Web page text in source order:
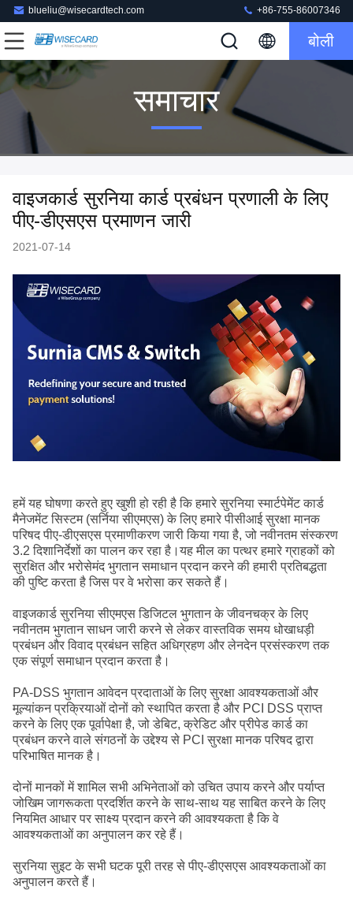
blueliu@wisecardtech.com +86-755-86007346
बोली
समाचार
वाइजकार्ड सुरनिया कार्ड प्रबंधन प्रणाली के लिए
पीए-डीएसएस प्रमाणन जारी
2021-07-14
हमें यह घोषणा करते हुए खुशी हो रही है कि हमारे सुरनिया स्मार्टपेमेंट कार्ड
मैनेजमेंट सिस्टम (सर्निया सीएमएस) के लिए हमारे पीसीआई सुरक्षा मानक
परिषद पीए-डीएसएस प्रमाणीकरण जारी किया गया है, जो नवीनतम संस्करण
3.2 दिशानिर्देशों का पालन कर रहा है।यह मील का पत्थर हमारे ग्राहकों को
सुरक्षित और भरोसेमंद भुगतान समाधान प्रदान करने की हमारी प्रतिबद्धता
की पुष्टि करता है जिस पर वे भरोसा कर सकते हैं।
वाइजकार्ड सुरनिया सीएमएस डिजिटल भुगतान के जीवनचक्र के लिए
नवीनतम भुगतान साधन जारी करने से लेकर वास्तविक समय धोखाधड़ी
प्रबंधन और विवाद प्रबंधन सहित अधिग्रहण और लेनदेन प्रसंस्करण तक
एक संपूर्ण समाधान प्रदान करता है।
PA-DSS भुगतान आवेदन प्रदाताओं के लिए सुरक्षा आवश्यकताओं और
मूल्यांकन प्रक्रियाओं दोनों को स्थापित करता है और PCI DSS प्राप्त
करने के लिए एक पूर्वापेक्षा है, जो डेबिट, क्रेडिट और प्रीपेड कार्ड का
प्रबंधन करने वाले संगठनों के उद्देश्य से PCI सुरक्षा मानक परिषद द्वारा
परिभाषित मानक है।
दोनों मानकों में शामिल सभी अभिनेताओं को उचित उपाय करने और पर्याप्त
जोखिम जागरूकता प्रदर्शित करने के साथ-साथ यह साबित करने के लिए
नियमित आधार पर साक्ष्य प्रदान करने की आवश्यकता है कि वे
आवश्यकताओं का अनुपालन कर रहे हैं।
सुरनिया सुइट के सभी घटक पूरी तरह से पीए-डीएसएस आवश्यकताओं का
अनुपालन करते हैं।